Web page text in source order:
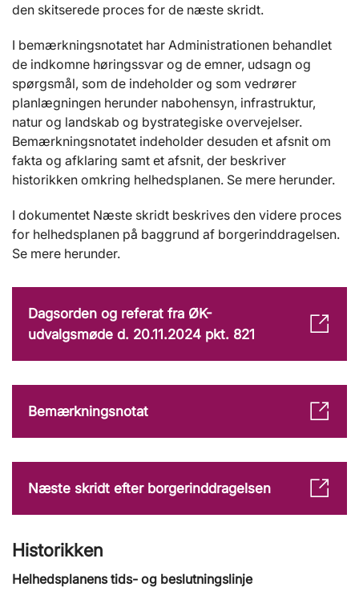
den skitserede proces for de næste skridt.
I bemærkningsnotatet har Administrationen behandlet
de indkomne høringssvar og de emner, udsagn og
spørgsmål, som de indeholder og som vedrører
planlægningen herunder nabohensyn, infrastruktur,
natur og landskab og bystrategiske overvejelser.
Bemærkningsnotatet indeholder desuden et afsnit om
fakta og afklaring samt et afsnit, der beskriver
historikken omkring helhedsplanen. Se mere herunder.
I dokumentet Næste skridt beskrives den videre proces
for helhedsplanen på baggrund af borgerinddragelsen.
Se mere herunder.
Dagsorden og referat fra ØK-
udvalgsmøde d. 20.11.2024 pkt. 821
Bemærkningsnotat
Næste skridt efter borgerinddragelsen
Historikken
Helhedsplanens tids- og beslutningslinje